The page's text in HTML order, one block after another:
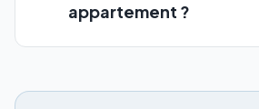
appartement ?